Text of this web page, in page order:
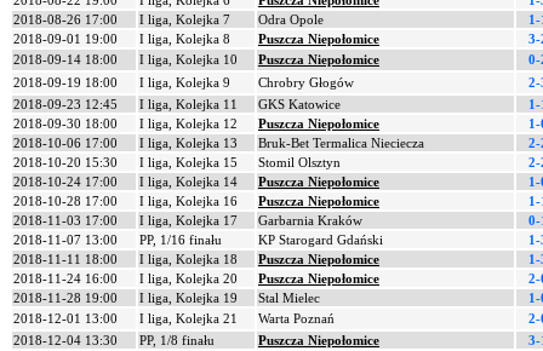
2018-08-26 17:00
I liga, Kolejka 7 Odra Opole
1-
2018-09-01 19:00
I liga, Kolejka 8 Puszcza Niepołomice
3-
2018-09-14 18:00
I liga, Kolejka 10 Puszcza Niepołomice
0-
2018-09-19 18:00
I liga, Kolejka 9 Chrobry Głogów
2-
2018-09-23 12:45
I liga, Kolejka 11 GKS Katowice
1-
2018-09-30 18:00
I liga, Kolejka 12 Puszcza Niepołomice
1-
2018-10-06 17:00
I liga, Kolejka 13 Bruk-Bet Termalica Nieciecza
2-
2018-10-20 15:30
I liga, Kolejka 15 Stomil Olsztyn
2-
2018-10-24 17:00
I liga, Kolejka 14 Puszcza Niepołomice
1-
2018-10-28 17:00
I liga, Kolejka 16 Puszcza Niepołomice
1-
2018-11-03 17:00
I liga, Kolejka 17 Garbarnia Kraków
0-
2018-11-07 13:00
PP, 1/16 finału KP Starogard Gdański
1-
2018-11-11 18:00
I liga, Kolejka 18 Puszcza Niepołomice
1-
2018-11-24 16:00
I liga, Kolejka 20 Puszcza Niepołomice
2-
2018-11-28 19:00
I liga, Kolejka 19 Stal Mielec
1-
2018-12-01 13:00
I liga, Kolejka 21 Warta Poznań
2-
2018-12-04 13:30
PP, 1/8 finału Puszcza Niepołomice
3-